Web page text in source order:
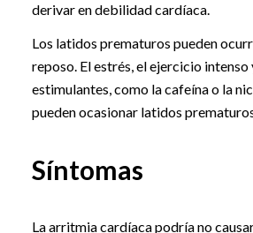
derivar en debilidad cardíaca.
Los latidos prematuros pueden
reposo. El estrés, el ejercicio intenso
estimulantes, como la cafeína o la
pueden ocasionar latidos
Síntomas
La arritmia cardíaca podría no